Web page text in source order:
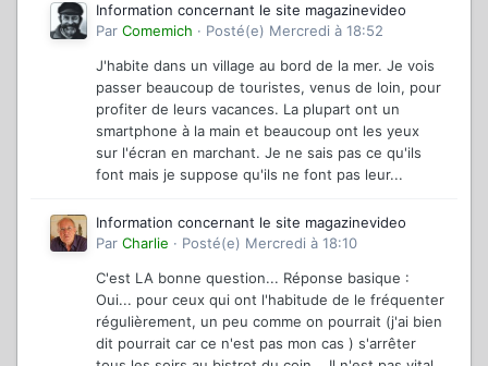
Information concernant le site magazinevideo
Par Comemich · Posté(e) Mercredi à 18:52
J'habite dans un village au bord de la mer. Je vois
passer beaucoup de touristes, venus de loin, pour
profiter de leurs vacances. La plupart ont un
smartphone à la main et beaucoup ont les yeux
sur l'écran en marchant. Je ne sais pas ce qu'ils
font mais je suppose qu'ils ne font pas leur...
Information concernant le site magazinevideo
Par Charlie · Posté(e) Mercredi à 18:10
C'est LA bonne question... Réponse basique :
Oui... pour ceux qui ont l'habitude de le fréquenter
régulièrement, un peu comme on pourrait (j'ai bien
dit pourrait car ce n'est pas mon cas ) s'arrêter